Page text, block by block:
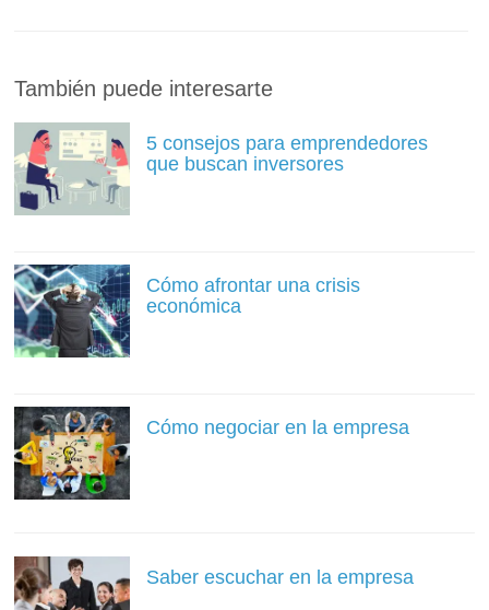
También puede interesarte
5 consejos para emprendedores
que buscan inversores
Cómo afrontar una crisis
económica
Cómo negociar en la empresa
Saber escuchar en la empresa